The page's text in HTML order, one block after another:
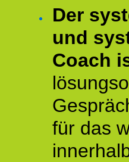
Der
und
Coach
für das